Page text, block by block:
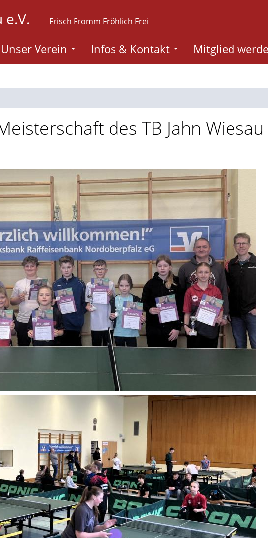
e.V. Frisch Fromm Fröhlich Frei
Unser Verein Infos & Kontakt Mitglied
des TB Jahn Wiesau